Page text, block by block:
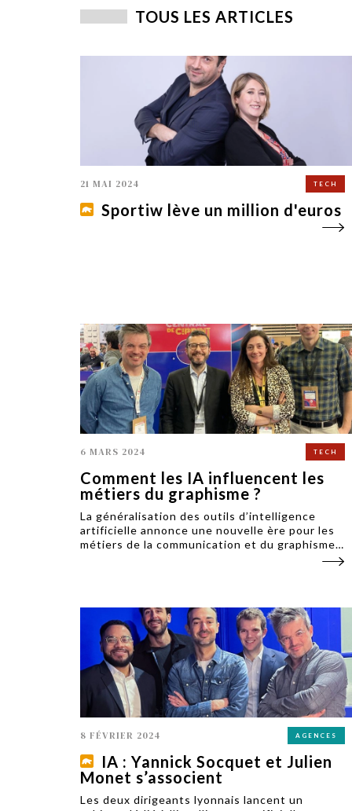
TOUS LES ARTICLES
21 MAI 2024 TECH
Sportiw lève un million d'euros
6 MARS 2024 TECH
Comment les IA influencent les
métiers du graphisme ?
La généralisation des outils d’intelligence
artificielle annonce une nouvelle ère pour les
métiers de la communication et du graphisme.
8 FÉVRIER 2024 AGENCES
IA : Yannick Socquet et Julien
Monet s’associent
Les deux dirigeants lyonnais lancent un